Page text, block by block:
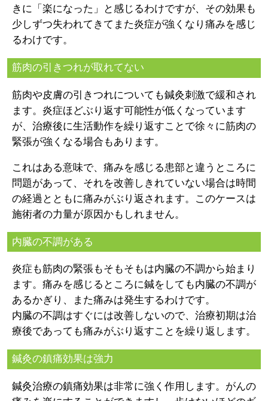
きに「楽になった」と感じるわけですが、その効果も
少しずつ失われてきてまた炎症が強くなり痛みを感じ
るわけです。
筋肉の引きつれが取れてない
筋肉や皮膚の引きつれについても鍼灸刺激で緩和され
ます。炎症ほどぶり返す可能性が低くなっています
が、治療後に生活動作を繰り返すことで徐々に筋肉の
緊張が強くなる場合もあります。
これはある意味で、痛みを感じる患部と違うところに
問題があって、それを改善しきれていない場合は時間
の経過とともに痛みがぶり返されます。このケースは
施術者の力量が原因かもしれません。
内臓の不調がある
炎症も筋肉の緊張もそもそもは内臓の不調から始まり
ます。痛みを感じるところに鍼をしても内臓の不調が
あるかぎり、また痛みは発生するわけです。
内臓の不調はすぐには改善しないので、治療初期は治
療後であっても痛みがぶり返すことを繰り返します。
鍼灸の鎮痛効果は強力
鍼灸治療の鎮痛効果は非常に強く作用します。がんの